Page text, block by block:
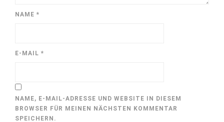
NAME *
E-MAIL *
NAME, E-MAIL-ADRESSE UND WEBSITE IN DIESEM
BROWSER FÜR MEINEN NÄCHSTEN KOMMENTAR
SPEICHERN.